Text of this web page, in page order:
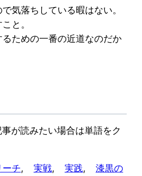
気落ちしている暇はない。
と。
ための一番の近道なのだか
が読みたい場合は単語をク
ーチ, 実戦, 実践,
漆黒の